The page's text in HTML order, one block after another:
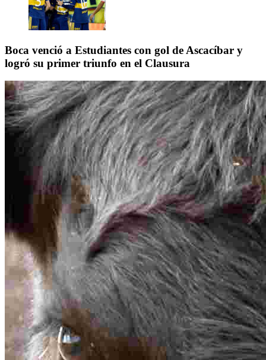
Boca venció a Estudiantes con gol de Ascacíbar y
logró su primer triunfo en el Clausura